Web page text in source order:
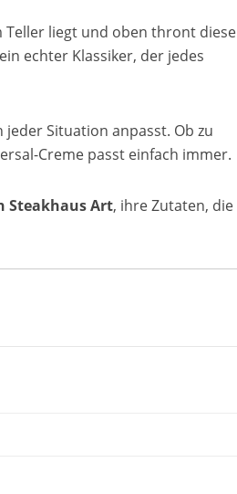
Teller liegt und oben thront diese
echter Klassiker, der jedes
Situation anpasst. Ob zu
Creme passt einfach immer.
Steakhaus Art, ihre Zutaten, die